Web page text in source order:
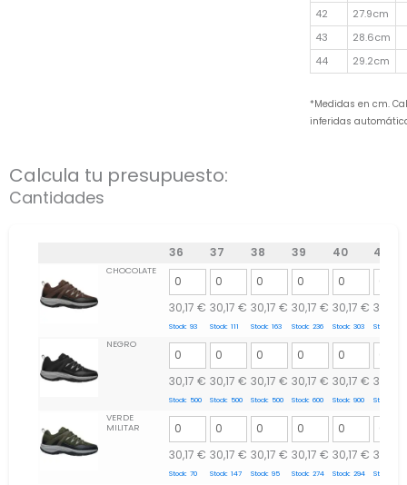
42
27.9cm
43
28.6cm
44
29.2cm
*Medidas en cm.
inferidas
Calcula tu presupuesto:
Cantidades
36 37 38 39 40 41
CHOCOLATE
30,17 €
Stock: 93
30,17 €
Stock: 111
30,17 €
Stock: 163
30,17 €
Stock: 236
30,17 €
Stock: 303
30,17
Stock:
NEGRO
30,17 €
Stock: 500
30,17 €
Stock: 500
30,17 €
Stock: 500
30,17 €
Stock: 600
30,17 €
Stock: 900
30,17
Stock:
VERDE
MILITAR
30,17 €
Stock: 70
30,17 €
Stock: 147
30,17 €
Stock: 95
30,17 €
Stock: 274
30,17 €
Stock: 294
30,17
Stock: